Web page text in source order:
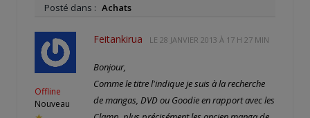
Posté dans : Achats
Offline
Nouveau
Feitankirua LE 28 JANVIER 2013 À 17 H 27 MIN
Bonjour,
Comme le titre l'indique je suis à la recherche
de mangas, DVD ou Goodie en rapport avec les